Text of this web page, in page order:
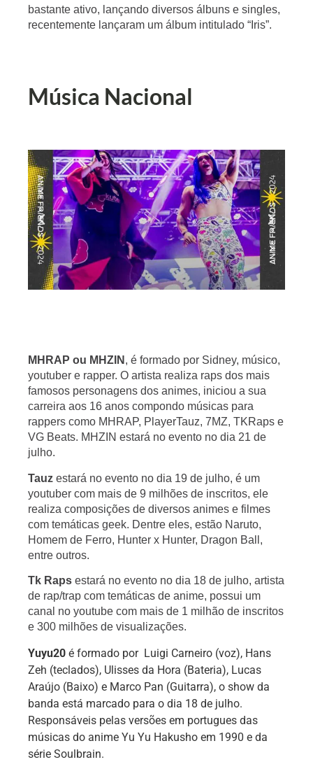
bastante ativo, lançando diversos álbuns e singles,
recentemente lançaram um álbum intitulado “Iris”.
Música Nacional
M HRAP ou MHZIN , é formado por Sidney, músico,
youtuber e rapper. O artista realiza raps dos mais
famosos personagens dos animes, iniciou a sua
carreira aos 16 anos compondo músicas para
rappers como MHRAP, PlayerTauz, 7MZ, TKRaps e
VG Beats. MHZIN estará no evento no dia 21 de
julho.
Tauz estará no evento no dia 19 de julho, é um
youtuber com mais de 9 milhões de inscritos, ele
realiza composições de diversos animes e filmes
com temáticas geek. Dentre eles, estão Naruto,
Homem de Ferro, Hunter x Hunter, Dragon Ball,
entre outros.
Tk Raps estará no evento no dia 18 de julho, artista
de rap/trap com temáticas de anime, possui um
canal no youtube com mais de 1 milhão de inscritos
e 300 milhões de visualizações.
Yuyu20 é formado por Luigi Carneiro (voz), Hans
Zeh (teclados), Ulisses da Hora (Bateria), Lucas
Araújo (Baixo) e Marco Pan (Guitarra), o show da
banda está marcado para o dia 18 de julho.
Responsáveis pelas versões em portugues das
músicas do anime Yu Yu Hakusho em 1990 e da
série Soulbrain.